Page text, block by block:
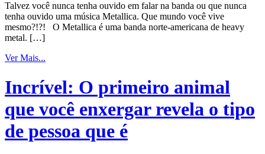
Talvez você nunca tenha ouvido em falar na banda ou que nunca
tenha ouvido uma música Metallica. Que mundo você vive
mesmo?!?! O Metallica é uma banda norte-americana de heavy
metal. […]
Ver Mais...
Incrível: O primeiro animal
que você enxergar revela o tipo
de pessoa que é